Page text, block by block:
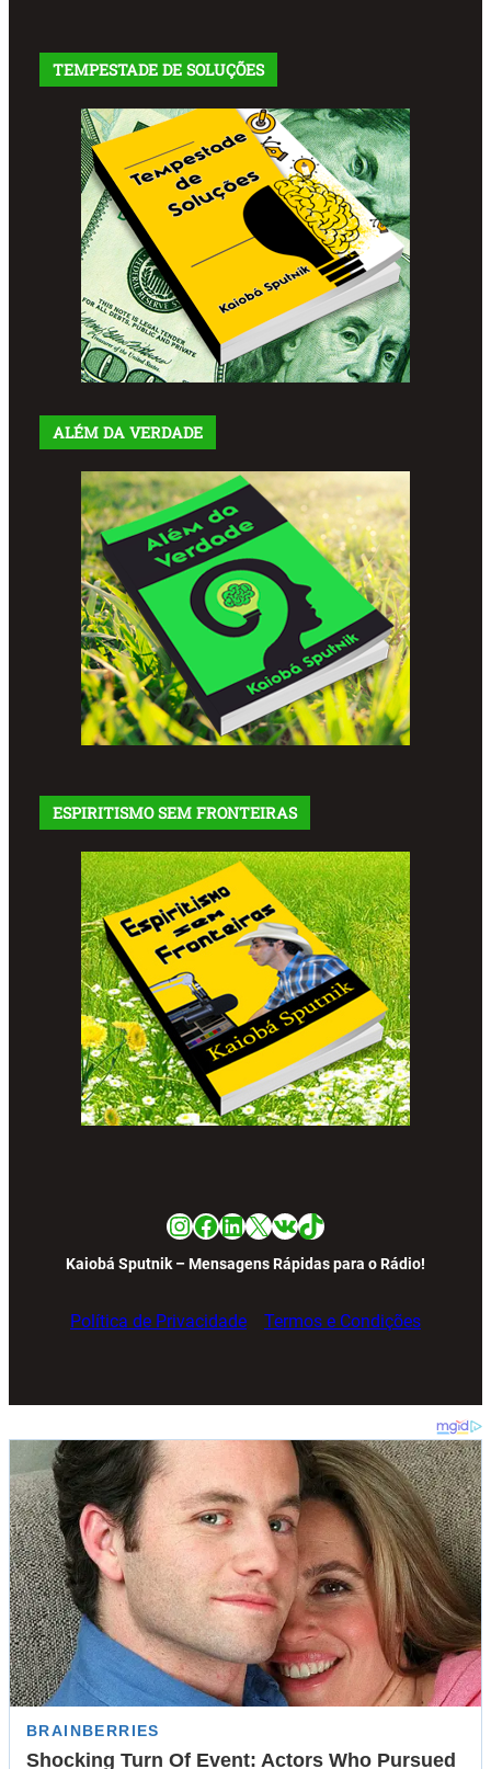
TEMPESTADE DE SOLUÇÕES
ALÉM DA VERDADE
ESPIRITISMO SEM FRONTEIRAS
Instagram
Facebook
LinkedIn
X VKTikTok
Kaiobá Sputnik – Mensagens Rápidas para o Rádio!
Política de Privacidade Termos e Condições